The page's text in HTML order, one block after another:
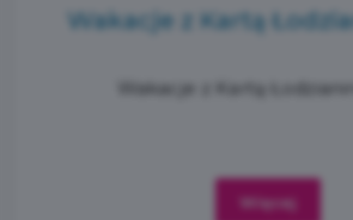
Wakacje z Kartą
Wakacje z Kartą
Więcej